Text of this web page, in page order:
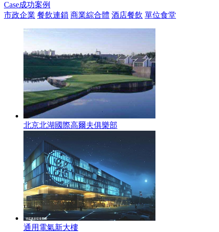
Case成功案例
市政企業 餐飲連鎖 商業綜合體 酒店餐飲 單位食堂
北京北湖國際高爾夫俱樂部
通用電氣新大樓